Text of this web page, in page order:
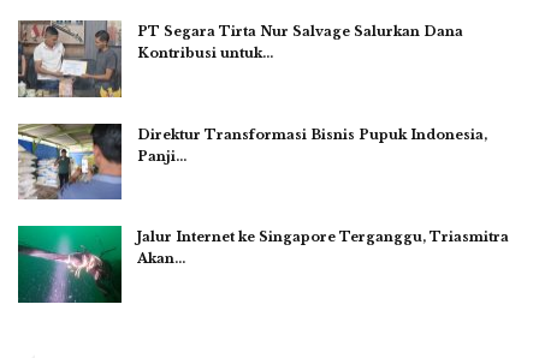
PT Segara Tirta Nur Salvage Salurkan Dana
Kontribusi untuk…
Direktur Transformasi Bisnis Pupuk Indonesia,
Panji…
Jalur Internet ke Singapore Terganggu, Triasmitra
Akan…